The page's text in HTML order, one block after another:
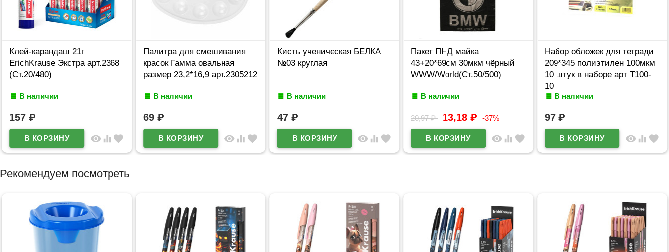
Клей-карандаш 21г
ErichKrause Экстра арт.2368
(Ст.20/480)
В наличии
157 ₽
visibility equalizer favorite
Палитра для смешивания
красок Гамма овальная
размер 23,2*16,9 арт.2305212
В наличии
69 ₽
visibility equalizer favorite
Кисть ученическая БЕЛКА
№03 круглая
В наличии
47 ₽
visibility equalizer favorite
Пакет ПНД майка
43+20*69см 30мкм чёрный
WWW/World(Ст.50/500)
В наличии
20,97₽ 13,18₽ -37%
visibility equalizer favorite
Набор обложек для тетради
209*345 полиэтилен 100мкм
10 штук в наборе арт Т100-
10
В наличии
97₽
visibility equalizer favorite
Рекомендуем посмотреть